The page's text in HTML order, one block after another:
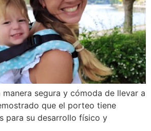
manera segura y cómoda de llevar a
que el porteo tiene
para su desarrollo físico y